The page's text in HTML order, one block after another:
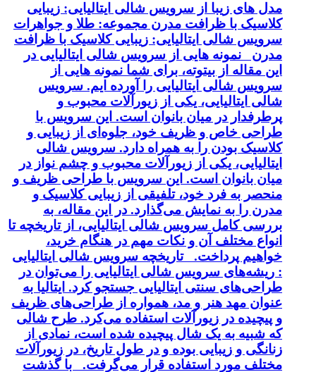
مدل های زیبا از سرویس شالی ایتالیایی: زیبایی
کلاسیک با ظرافت مدرن مجموعه: طلا و جواهرات
سرویس شالی ایتالیایی: زیبایی کلاسیک با ظرافت
مدرن نمونه هایی از سرویس شالی ایتالیایی در
این مقاله از بیتوته، برای شما نمونه هایی از
سرویس شالی ایتالیایی را آورده ایم. سرویس
شالی ایتالیایی، یکی از زیورآلات محبوب و
پرطرفدار در میان بانوان است. این سرویس با
طراحی خاص و ظریف خود، جلوه‌ای از زیبایی و
کلاسیک بودن را به همراه دارد. سرویس شالی
ایتالیایی، یکی از زیورآلات محبوب و چشم نواز در
میان بانوان است. این سرویس با طراحی ظریف و
منحصر به فرد خود، تلفیقی از زیبایی کلاسیک و
مدرن را به نمایش می‌گذارد. در این مقاله، به
بررسی کامل سرویس شالی ایتالیایی، از تاریخچه تا
انواع مختلف آن و نکات مهم در هنگام خرید،
خواهیم پرداخت. تاریخچه سرویس شالی ایتالیایی
: ریشه‌های سرویس شالی ایتالیایی را می‌توان در
طراحی‌های سنتی ایتالیایی جستجو کرد. ایتالیا به
عنوان مهد هنر و مد، همواره از طراحی‌های ظریف
و پیچیده در زیورآلات استفاده می‌کرد. طرح شالی
که شبیه به یک شال پیچیده شده است، نمادی از
زنانگی و زیبایی بوده و در طول تاریخ، در زیورآلات
مختلف مورد استفاده قرار می‌گرفت. با گذشت